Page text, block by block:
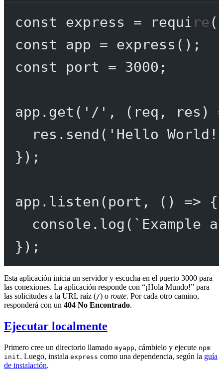
const express = require (
const
app = express ();
const
port = 3000 ;
app. get ( '/' , ( req , res )
res. send ( 'Hello
});
app. listen (port, () => {
console. log ( `Example
});
Esta aplicación inicia un servidor y escucha en el puerto 3000 para
las conexiones. La aplicación responde con “¡Hola Mundo!” para
las solicitudes a la URL raíz (/) o route. Por cada otro camino,
responderá con un 404 No Encontrado.
Ejecutar localmente
Primero cree un directorio llamado myapp, cámbielo y ejecute npm
init. Luego, instala express como una dependencia, según la guía
de instalación.